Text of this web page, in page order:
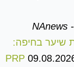
NAnews
שיער בחיפה: